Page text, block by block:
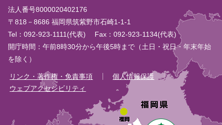
法人番号8000020402176
〒818－8686 福岡県筑紫野市石崎1-1-1
Tel：092-923-1111(代表)
Fax：092-923-1134(代表)
開庁時間：午前8時30分から午後5時まで（土日・祝日・年末年始
を除く）
リンク・著作権・免責事項
個人情報保護
ウェブアクセシビリティ